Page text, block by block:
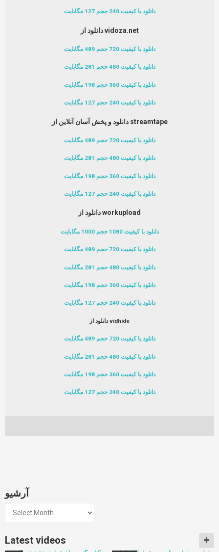
دانلود با کیفیت 240 حجم 127 مگابایت
دانلود از vidoza.net
دانلود با کیفیت 720 حجم 489 مگابایت
دانلود با کیفیت 480 حجم 281 مگابایت
دانلود با کیفیت 360 حجم 198 مگابایت
دانلود با کیفیت 240 حجم 127 مگابایت
دانلود و پخش آسان آنلاین از streamtape
دانلود با کیفیت 720 حجم 489 مگابایت
دانلود با کیفیت 480 حجم 281 مگابایت
دانلود با کیفیت 360 حجم 198 مگابایت
دانلود با کیفیت 240 حجم 127 مگابایت
دانلود از workupload
دانلود با کیفیت 1080 حجم 1000 مگابایت
دانلود با کیفیت 720 حجم 489 مگابایت
دانلود با کیفیت 480 حجم 281 مگابایت
دانلود با کیفیت 360 حجم 198 مگابایت
دانلود با کیفیت 240 حجم 127 مگابایت
دانلود از vidhide
دانلود با کیفیت 720 حجم 489 مگابایت
دانلود با کیفیت 480 حجم 281 مگابایت
دانلود با کیفیت 360 حجم 198 مگابایت
دانلود با کیفیت 240 حجم 127 مگابایت
آرشیو
Latest videos